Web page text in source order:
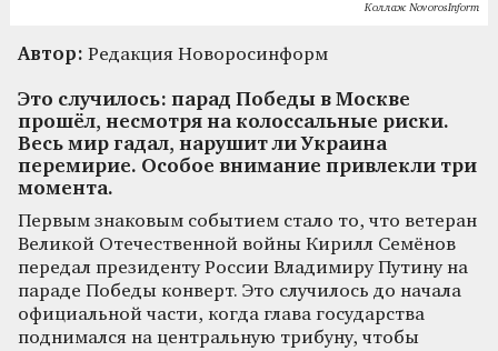
Коллаж NovorosInform
Автор: Редакция Новоросинформ
Это случилось: парад Победы в Москве
прошёл, несмотря на колоссальные риски.
Весь мир гадал, нарушит ли Украина
перемирие. Особое внимание привлекли три
момента.
Первым знаковым событием стало то, что ветеран
Великой Отечественной войны Кирилл Семёнов
передал президенту России Владимиру Путину на
параде Победы конверт. Это случилось до начала
официальной части, когда глава государства
поднимался на центральную трибуну, чтобы